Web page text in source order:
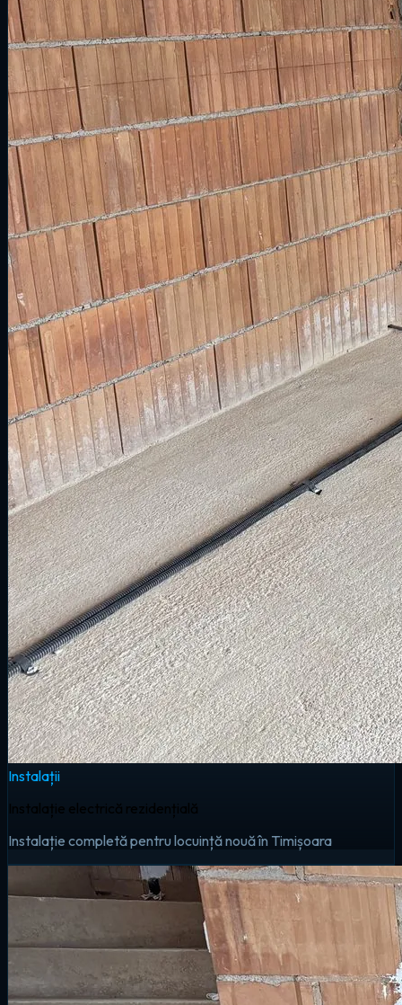
Instalații
Instalație electrică rezidențială
Instalație completă pentru locuință nouă în Timișoara